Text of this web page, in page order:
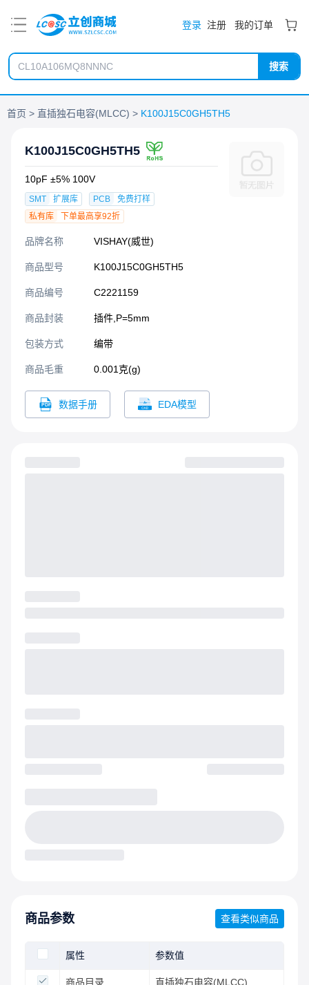
登录 注册 我的订单
搜索
首页 直插独石电容(MLCC) K100J15C0GH5TH5
K100J15C0GH5TH5
10pF ±5% 100V
SMT 扩展库 PCB
免费打样
私有库
下单最高享92折
品牌名称 VISHAY(威世)
商品型号 K100J15C0GH5TH5
商品编号 C2221159
商品封装 插件,P=5mm​
包装方式 编带
商品毛重 0.001克(g)
数据手册 EDA模型
商品参数 查看类似商品
属性 参数值
商品目录 直插独石电容(MLCC)